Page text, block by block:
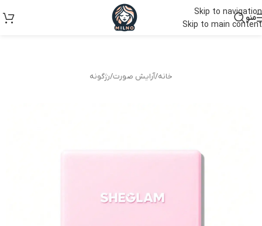
Skip to navigation
Skip to main content
منو
خانه/آرایش صورت/رژگونه